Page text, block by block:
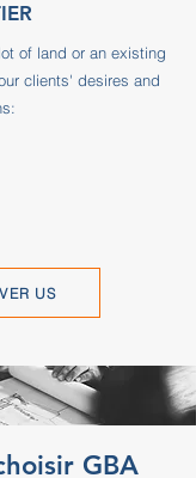
of land or an existing
clients' desires and
US
GBA